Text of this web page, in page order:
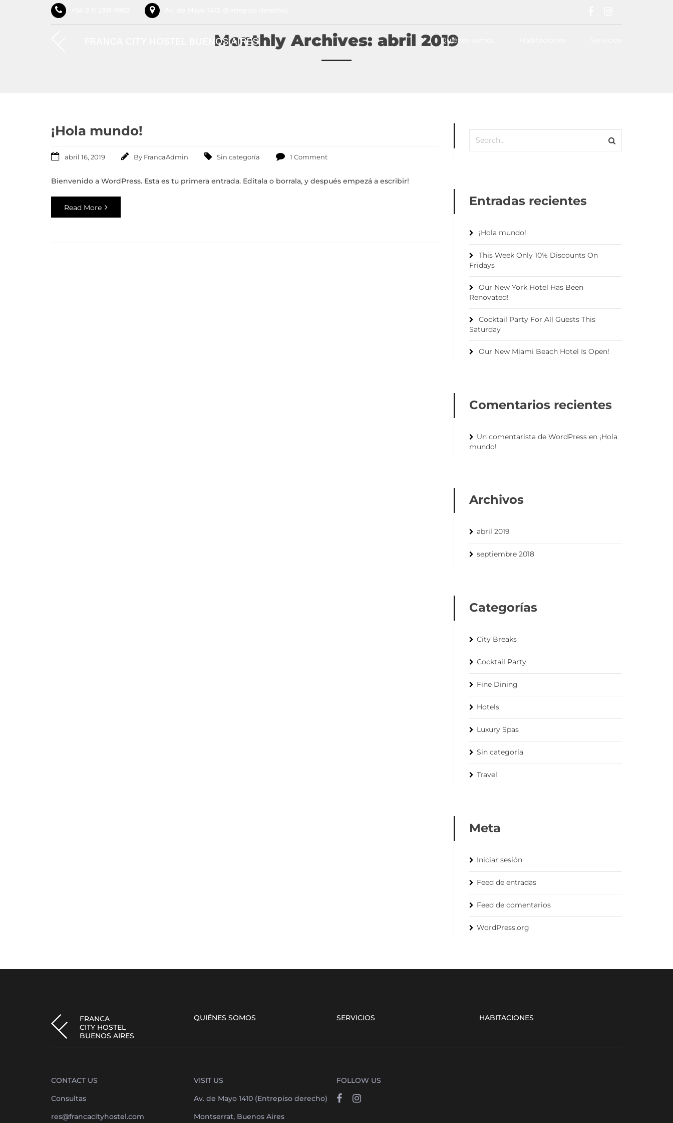
Quiénes somos
Monthly Archives: abril 2019
¡Hola mundo!
abril 16, 2019 By FrancaAdmin Sin categoría 1 Comment
Bienvenido a WordPress. Esta es tu primera entrada. Editala o borrala, y después empezá a escribir!
Read More Entradas recientes
¡Hola mundo!
This Week Only 10% Discounts On
Fridays
Our New York Hotel Has Been
Renovated!
Cocktail Party For All Guests This
Saturday
Our New Miami Beach Hotel Is Open!
Comentarios recientes
Un comentarista de WordPress en ¡Hola
mundo!
Archivos
abril 2019
septiembre 2018
Categorías
City Breaks
Cocktail Party
Fine Dining
Hotels
Luxury Spas
Sin categoría
Travel
Meta
Iniciar sesión
Feed de entradas
Feed de comentarios
WordPress.org
FRANCA
CITY HOSTEL
BUENOS AIRES
QUIÉNES SOMOS SERVICIOS HABITACIONES
CONTACT US
Consultas
res@francacityhostel.com
VISIT US
Av. de Mayo 1410 (Entrepiso derecho)
Montserrat, Buenos Aires
FOLLOW US